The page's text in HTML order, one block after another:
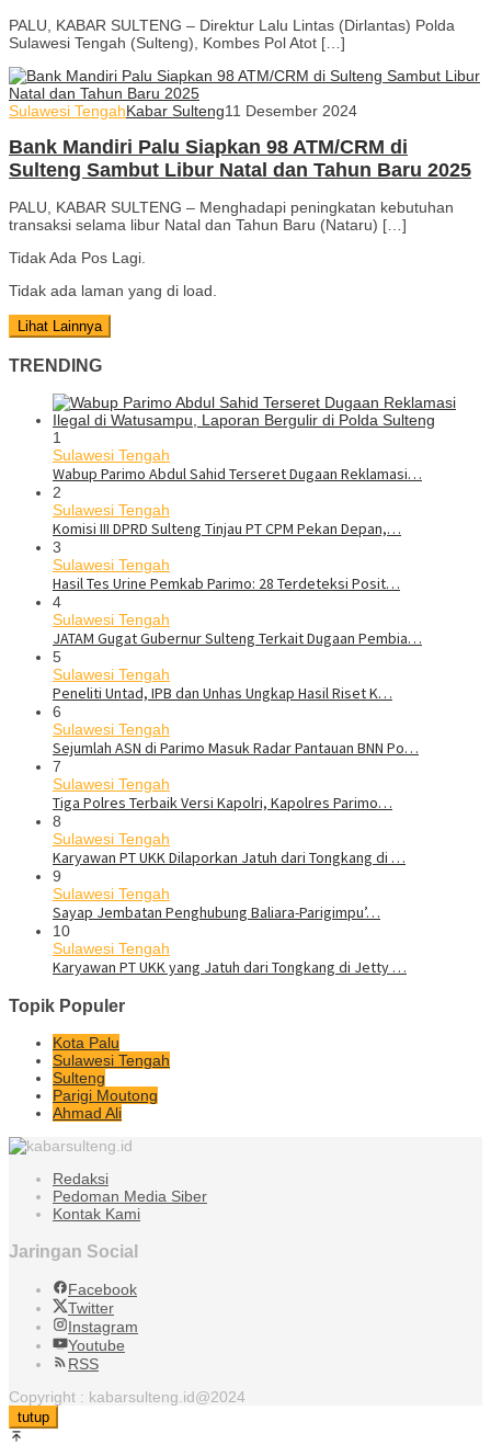
PALU, KABAR SULTENG – Direktur Lalu Lintas (Dirlantas) Polda
Sulawesi Tengah (Sulteng), Kombes Pol Atot […]
Sulawesi TengahKabar Sulteng11 Desember 2024
Bank Mandiri Palu Siapkan 98 ATM/CRM di
Sulteng Sambut Libur Natal dan Tahun Baru 2025
PALU, KABAR SULTENG – Menghadapi peningkatan kebutuhan
transaksi selama libur Natal dan Tahun Baru (Nataru) […]
Tidak Ada Pos Lagi.
Tidak ada laman yang di load.
Lihat Lainnya
TRENDING
1
Sulawesi Tengah
Wabup Parimo Abdul Sahid Terseret Dugaan Reklamasi…
2
Sulawesi Tengah
Komisi III DPRD Sulteng Tinjau PT CPM Pekan Depan,…
3
Sulawesi Tengah
Hasil Tes Urine Pemkab Parimo: 28 Terdeteksi Posit…
4
Sulawesi Tengah
JATAM Gugat Gubernur Sulteng Terkait Dugaan Pembia…
5
Sulawesi Tengah
Peneliti Untad, IPB dan Unhas Ungkap Hasil Riset K…
6
Sulawesi Tengah
Sejumlah ASN di Parimo Masuk Radar Pantauan BNN Po…
7
Sulawesi Tengah
Tiga Polres Terbaik Versi Kapolri, Kapolres Parimo…
8
Sulawesi Tengah
Karyawan PT UKK Dilaporkan Jatuh dari Tongkang di …
9
Sulawesi Tengah
Sayap Jembatan Penghubung Baliara-Parigimpu’…
10
Sulawesi Tengah
Karyawan PT UKK yang Jatuh dari Tongkang di Jetty …
Topik Populer
Kota Palu
Sulawesi Tengah
Sulteng
Parigi Moutong
Ahmad Ali
Redaksi
Pedoman Media Siber
Kontak Kami
Jaringan Social
Facebook
Twitter
Instagram
Youtube
RSS
Copyright : kabarsulteng.id@2024
tutup